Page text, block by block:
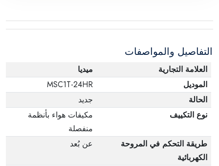
التفاصيل والمواصفات
العلامة التجارية
ميديا
الموديل
MSC1T-24HR
الحالة
جديد
نوع التكييف
مكيفات هواء بأنظمة
منفصلة
طريقة التحكم في المروحة
الكهربائية
عن بُعد